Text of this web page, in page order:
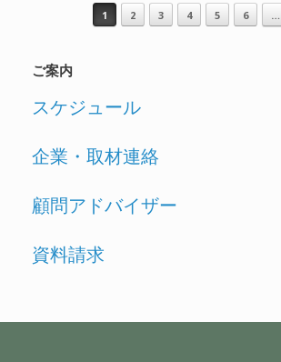
投稿ナビゲーション
1 2 3 4 5 6 …
ご案内
スケジュール
企業・取材連絡
顧問アドバイザー
資料請求